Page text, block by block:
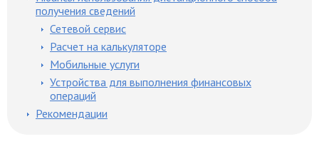
получения сведений
Сетевой сервис
Расчет на калькуляторе
Мобильные услуги
Устройства для выполнения финансовых
операций
Рекомендации